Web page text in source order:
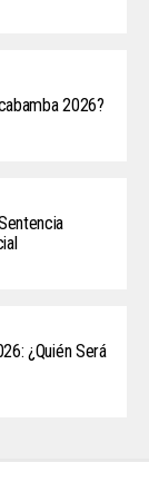
2026?
¿Quién Será